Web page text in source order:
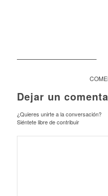
Dejar un
¿Quieres unirte a la conversación?
Siéntete libre de contribuir